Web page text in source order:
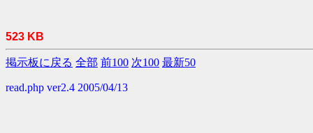
523 KB
掲示板に戻る 全部 前100 次100 最新50
read.php ver2.4 2005/04/13